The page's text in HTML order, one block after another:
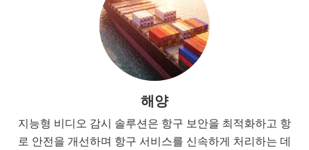
해양
지능형 비디오 감시 솔루션은 항구 보안을 최적화하고 항
로 안전을 개선하며 항구 서비스를 신속하게 처리하는 데